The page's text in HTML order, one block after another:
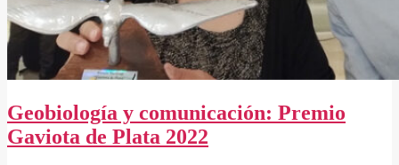
Geobiología y comunicación: Premio
Gaviota de Plata 2022